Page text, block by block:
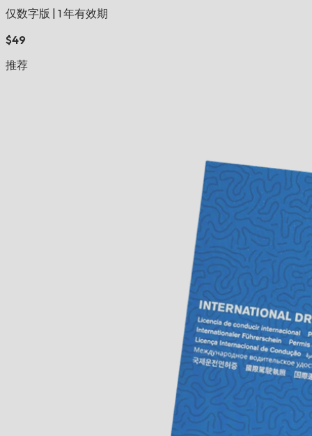
仅数字版
1 年有效期
$49
推荐